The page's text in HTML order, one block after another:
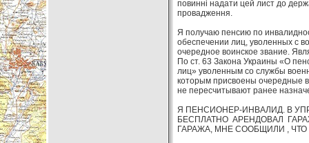
повинні надати цей лист до
провадження.
Я получаю пенсию по
обеспечении лиц, уволенных с
очередное воинское звание.
По ст. 63 Закона Украины «О
лиц» уволенным со службы
которым присвоены очередные
не пересчитывают ранее
Я ПЕНСИОНЕР-ИНВАЛИД. В
БЕСПЛАТНО АРЕНДОВАЛ
ГАРАЖА, МНЕ СООБЩИЛИ ,